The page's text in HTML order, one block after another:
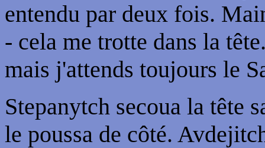
entendu par deux fois.
- cela me trotte dans la
mais j'attends toujours le
Stepanytch secoua la tête
le poussa de côté.